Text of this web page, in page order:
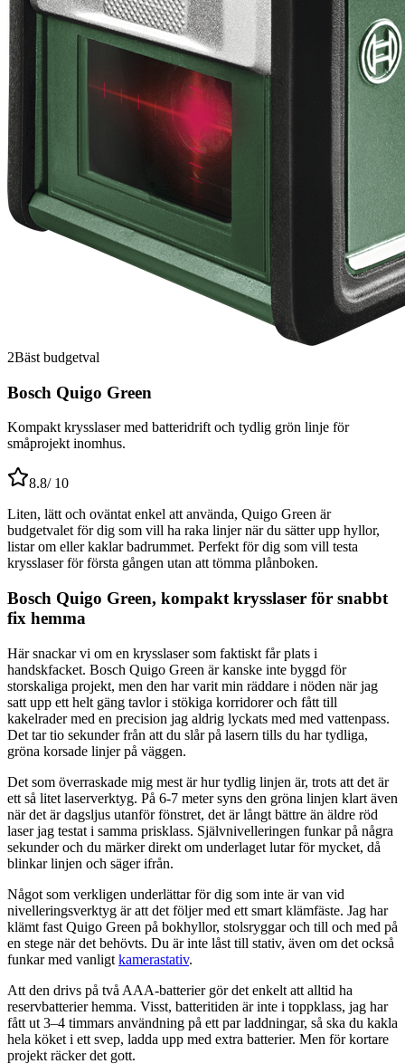
2Bäst budgetval
Bosch Quigo Green
Kompakt krysslaser med batteridrift och tydlig grön linje för
småprojekt inomhus.
8.8/ 10
Liten, lätt och oväntat enkel att använda, Quigo Green är
budgetvalet för dig som vill ha raka linjer när du sätter upp hyllor,
listar om eller kaklar badrummet. Perfekt för dig som vill testa
krysslaser för första gången utan att tömma plånboken.
Bosch Quigo Green, kompakt krysslaser för snabbt
fix hemma
Här snackar vi om en krysslaser som faktiskt får plats i
handskfacket. Bosch Quigo Green är kanske inte byggd för
storskaliga projekt, men den har varit min räddare i nöden när jag
satt upp ett helt gäng tavlor i stökiga korridorer och fått till
kakelrader med en precision jag aldrig lyckats med med vattenpass.
Det tar tio sekunder från att du slår på lasern tills du har tydliga,
gröna korsade linjer på väggen.
Det som överraskade mig mest är hur tydlig linjen är, trots att det är
ett så litet laserverktyg. På 6-7 meter syns den gröna linjen klart även
när det är dagsljus utanför fönstret, det är långt bättre än äldre röd
laser jag testat i samma prisklass. Självnivelleringen funkar på några
sekunder och du märker direkt om underlaget lutar för mycket, då
blinkar linjen och säger ifrån.
Något som verkligen underlättar för dig som inte är van vid
nivelleringsverktyg är att det följer med ett smart klämfäste. Jag har
klämt fast Quigo Green på bokhyllor, stolsryggar och till och med på
en stege när det behövts. Du är inte låst till stativ, även om det också
funkar med vanligt kamerastativ.
Att den drivs på två AAA-batterier gör det enkelt att alltid ha
reservbatterier hemma. Visst, batteritiden är inte i toppklass, jag har
fått ut 3–4 timmars användning på ett par laddningar, så ska du kakla
hela köket i ett svep, ladda upp med extra batterier. Men för kortare
projekt räcker det gott.